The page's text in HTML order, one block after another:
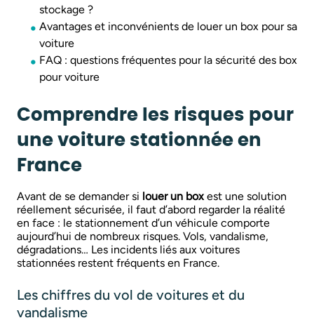
stockage ?
Avantages et inconvénients de louer un box pour sa
voiture
FAQ : questions fréquentes pour la sécurité des box
pour voiture
Comprendre les risques pour
une voiture stationnée en
France
Avant de se demander si louer un box est une solution
réellement sécurisée, il faut d’abord regarder la réalité
en face : le stationnement d’un véhicule comporte
aujourd’hui de nombreux risques. Vols, vandalisme,
dégradations… Les incidents liés aux voitures
stationnées restent fréquents en France.
Les chiffres du vol de voitures et du
vandalisme